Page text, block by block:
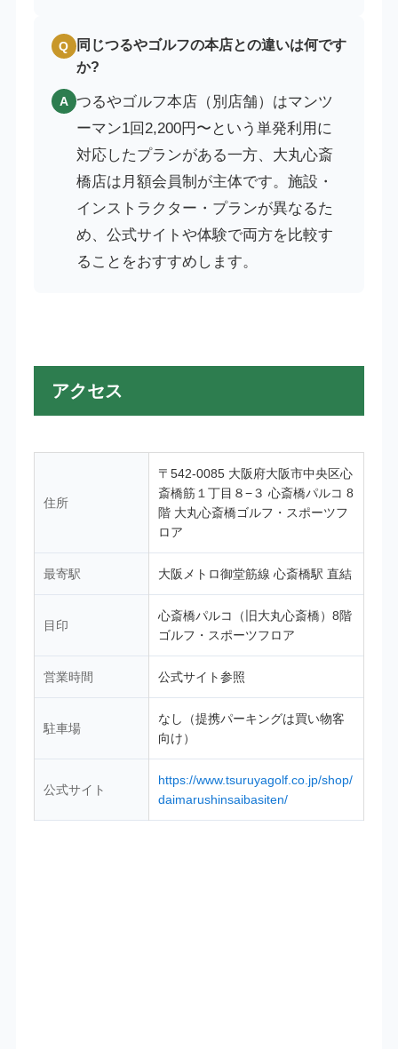
Q 同じつるやゴルフの本店との違いは何です
か?
A つるやゴルフ本店（別店舗）はマンツ
ーマン1回2,200円〜という単発利用に
対応したプランがある一方、大丸心斎
橋店は月額会員制が主体です。施設・
インストラクター・プランが異なるた
め、公式サイトや体験で両方を比較す
ることをおすすめします。
アクセス
住所
〒542-0085 大阪府大阪市中央区心
斎橋筋１丁目８−３ 心斎橋パルコ 8
階 大丸心斎橋ゴルフ・スポーツフ
ロア
最寄駅 大阪メトロ御堂筋線 心斎橋駅 直結
目印
心斎橋パルコ（旧大丸心斎橋）8階
ゴルフ・スポーツフロア
営業時間 公式サイト参照
駐車場
なし（提携パーキングは買い物客
向け）
公式サイト
https://www.tsuruyagolf.co.jp/shop/
daimarushinsaibasiten/